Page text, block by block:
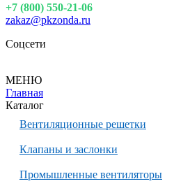
+7 (800) 550-21-06
zakaz@pkzonda.ru
Соцсети
МЕНЮ
Главная
Каталог
Вентиляционные решетки
Клапаны и заслонки
Промышленные вентиляторы